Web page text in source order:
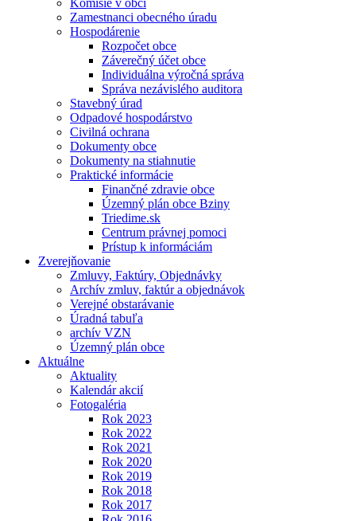
Komisie v obci
Zamestnanci obecného úradu
Hospodárenie
Rozpočet obce
Záverečný účet obce
Individuálna výročná správa
Správa nezávislého auditora
Stavebný úrad
Odpadové hospodárstvo
Civilná ochrana
Dokumenty obce
Dokumenty na stiahnutie
Praktické informácie
Finančné zdravie obce
Územný plán obce Bziny
Triedime.sk
Centrum právnej pomoci
Prístup k informáciám
Zverejňovanie
Zmluvy, Faktúry, Objednávky
Archív zmluv, faktúr a objednávok
Verejné obstarávanie
Úradná tabuľa
archív VZN
Územný plán obce
Aktuálne
Aktuality
Kalendár akcií
Fotogaléria
Rok 2023
Rok 2022
Rok 2021
Rok 2020
Rok 2019
Rok 2018
Rok 2017